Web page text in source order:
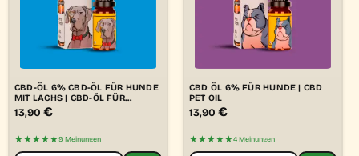
CBD-ÖL 6% CBD-ÖL FÜR HUNDE
MIT LACHS | CBD-ÖL FÜR
HAUSTIERE
13,90 €
★★★★★9 Meinungen
CBD ÖL 6% FÜR HUNDE | CBD
PET OIL
13,90 €
★★★★★4 Meinungen